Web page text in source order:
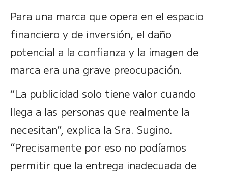
Para una marca que opera en el espacio
financiero y de inversión, el daño
potencial a la confianza y la imagen de
marca era una grave preocupación.
“La publicidad solo tiene valor cuando
llega a las personas que realmente la
necesitan”, explica la Sra. Sugino.
“Precisamente por eso no podíamos
permitir que la entrega inadecuada de